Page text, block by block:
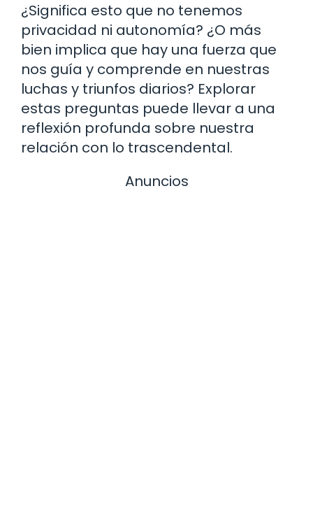
¿Significa esto que no tenemos
privacidad ni autonomía? ¿O más
bien implica que hay una fuerza que
nos guía y comprende en nuestras
luchas y triunfos diarios? Explorar
estas preguntas puede llevar a una
reflexión profunda sobre nuestra
relación con lo trascendental.
Anuncios